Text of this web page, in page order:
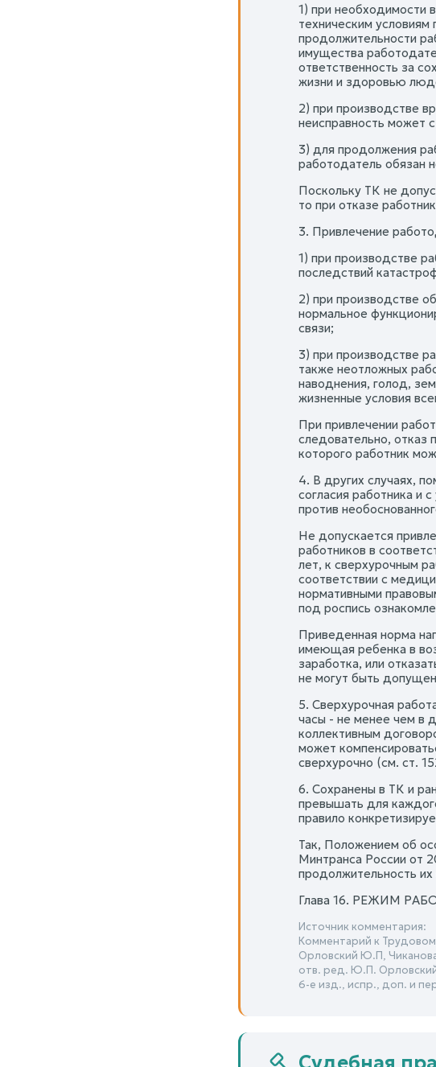
1) при необходимости
техническим условиям
продолжительности
имущества
ответственность за
жизни и здоровью
2) при производстве
неисправность может
3) для продолжения
работодатель обязан
Поскольку ТК не
то при отказе
3. Привлечение
1) при производстве
последствий
2) при производстве
нормальное
связи;
3) при производстве
также неотложных
наводнения, голод,
жизненные условия
При привлечении
следовательно, отказ
которого работник
4. В других случаях,
согласия работника и
против
Не допускается
работников в
лет, к сверхурочным
соответствии с
нормативными
под роспись
Приведенная норма
имеющая ребенка в
заработка, или
не могут быть
5. Сверхурочная
часы - не менее чем в
коллективным
может
сверхурочно (см. ст.
6. Сохранены в ТК и
превышать для
правило
Так, Положением об
Минтранса России от
продолжительность
Глава 16. РЕЖИМ
Источник комментария:
Комментарий к
Орловский Ю.П,
отв. ред. Ю.П.
6-е изд., испр., доп. и